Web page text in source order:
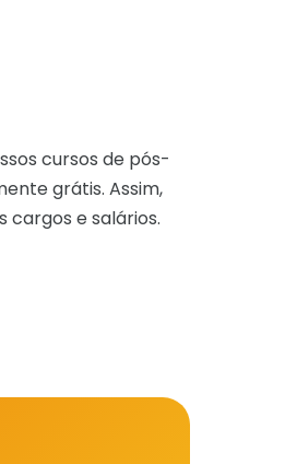
cursos de pós-
grátis. Assim,
cargos e salários.